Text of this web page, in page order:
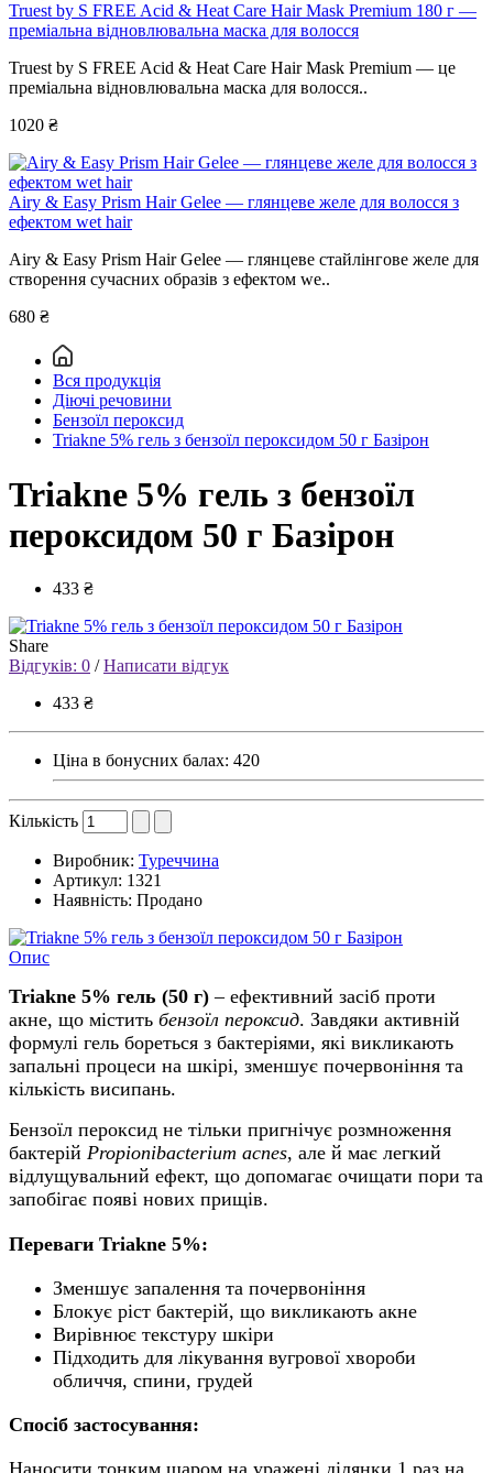
Truest by S FREE Acid & Heat Care Hair Mask Premium 180 г —
преміальна відновлювальна маска для волосся
Truest by S FREE Acid & Heat Care Hair Mask Premium — це
преміальна відновлювальна маска для волосся..
1020 ₴
Airy & Easy Prism Hair Gelee — глянцеве желе для волосся з
ефектом wet hair
Airy & Easy Prism Hair Gelee — глянцеве стайлінгове желе для
створення сучасних образів з ефектом we..
680 ₴
Вся продукція
Діючі речовини
Бензоїл пероксид
Triakne 5% гель з бензоїл пероксидом 50 г Базірон
Triakne 5% гель з бензоїл
пероксидом 50 г Базірон
433 ₴
Share
Відгуків: 0 /Написати відгук
433 ₴
Ціна в бонусних балах: 420
Кількість
Виробник: Туреччина
Артикул: 1321
Наявність: Продано
Опис
Triakne 5% гель (50 г) – ефективний засіб проти
акне, що містить бензоїл пероксид. Завдяки активній
формулі гель бореться з бактеріями, які викликають
запальні процеси на шкірі, зменшує почервоніння та
кількість висипань.
Бензоїл пероксид не тільки пригнічує розмноження
бактерій Propionibacterium acnes, але й має легкий
відлущувальний ефект, що допомагає очищати пори та
запобігає появі нових прищів.
Переваги Triakne 5%:
Зменшує запалення та почервоніння
Блокує ріст бактерій, що викликають акне
Вирівнює текстуру шкіри
Підходить для лікування вугрової хвороби
обличчя, спини, грудей
Спосіб застосування: